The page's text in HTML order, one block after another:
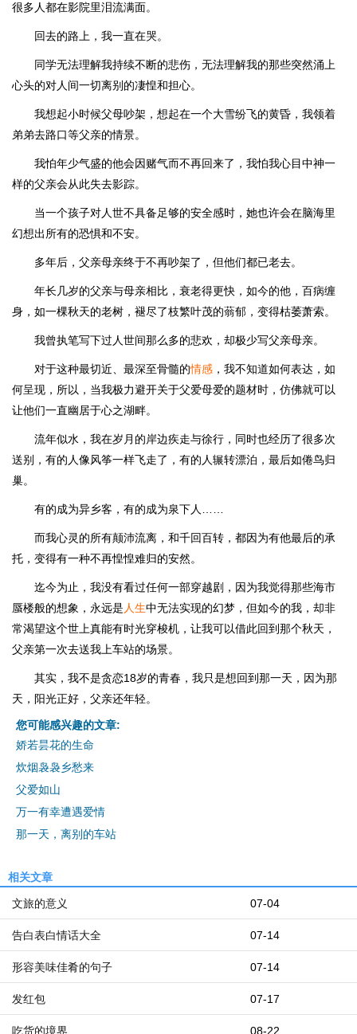
很多人都在影院里泪流满面。
回去的路上，我一直在哭。
同学无法理解我持续不断的悲伤，无法理解我的那些突然涌上
心头的对人间一切离别的凄惶和担心。
我想起小时候父母吵架，想起在一个大雪纷飞的黄昏，我领着
弟弟去路口等父亲的情景。
我怕年少气盛的他会因赌气而不再回来了，我怕我心目中神一
样的父亲会从此失去影踪。
当一个孩子对人世不具备足够的安全感时，她也许会在脑海里
幻想出所有的恐惧和不安。
多年后，父亲母亲终于不再吵架了，但他们都已老去。
年长几岁的父亲与母亲相比，衰老得更快，如今的他，百病缠
身，如一棵秋天的老树，褪尽了枝繁叶茂的蓊郁，变得枯萎萧索。
我曾执笔写下过人世间那么多的悲欢，却极少写父亲母亲。
对于这种最切近、最深至骨髓的情感 ，我不知道如何表达，如
何呈现，所以，当我极力避开关于父爱母爱的题材时，仿佛就可以
让他们一直幽居于心之湖畔。
流年似水，我在岁月的岸边疾走与徐行，同时也经历了很多次
送别，有的人像风筝一样飞走了，有的人辗转漂泊，最后如倦鸟归
巢。
有的成为异乡客，有的成为泉下人……
而我心灵的所有颠沛流离，和千回百转，都因为有他最后的承
托，变得有一种不再惶惶难归的安然。
迄今为止，我没有看过任何一部穿越剧，因为我觉得那些海市
蜃楼般的想象，永远是 人生中无法实现的幻梦，但如今的我，却非
常渴望这个世上真能有时光穿梭机，让我可以借此回到那个秋天，
父亲第一次去送我上车站的场景。
其实，我不是贪恋18岁的青春，我只是想回到那一天，因为那
天，阳光正好，父亲还年轻。
您可能感兴趣的文章:
娇若昙花的生命
炊烟袅袅乡愁来
父爱如山
万一有幸遭遇爱情
那一天，离别的车站
相关文章
07-04
文旅的意义
07-14
告白表白情话大全
07-14
形容美味佳肴的句子
07-17
发红包
08-22
吃货的境界